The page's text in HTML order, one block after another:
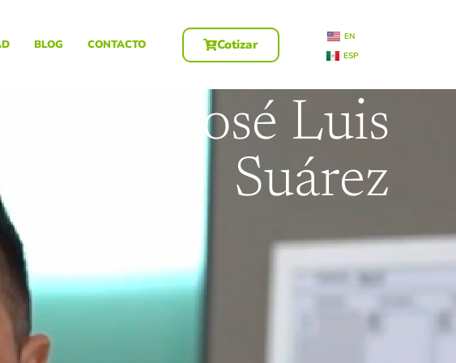
BLOG CONTACTO Cotizar
EN
ESP
a José Luis
Suárez